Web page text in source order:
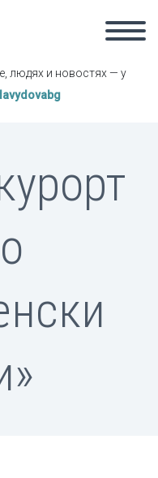
людях и новостях — у